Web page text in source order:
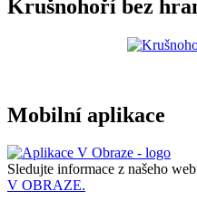
Krušnohoří bez
Mobilní aplikace
Sledujte informace z našeho
V OBRAZE.